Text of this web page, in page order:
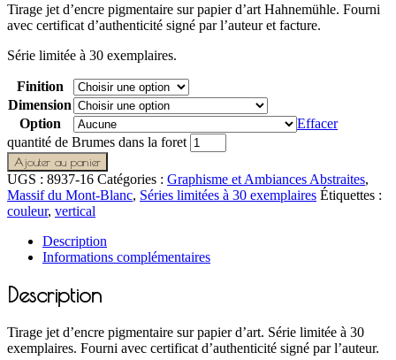
Tirage jet d’encre pigmentaire sur papier d’art Hahnemühle. Fourni
avec certificat d’authenticité signé par l’auteur et facture.
Série limitée à 30 exemplaires.
Finition
Dimension
Option
Effacer
quantité de Brumes dans la foret
Ajouter au panier
UGS : 8937-16 Catégories : Graphisme et Ambiances Abstraites,
Massif du Mont-Blanc, Séries limitées à 30 exemplaires Étiquettes :
couleur, vertical
Description
Informations complémentaires
Description
Tirage jet d’encre pigmentaire sur papier d’art. Série limitée à 30
exemplaires. Fourni avec certificat d’authenticité signé par l’auteur.